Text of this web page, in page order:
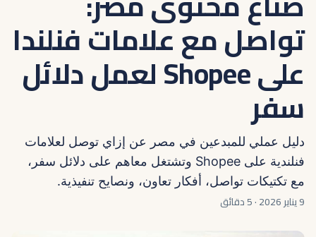
تواصل مع علامات فنلندا
على Shopee لعمل دلائل
سفر
دليل عملي للمبدعين في مصر عن إزاي توصل لعلامات
فنلندية على Shopee وتشتغل معاهم على دلائل سفر،
مع تكتيكات تواصل، أفكار تعاون، ونصايح تنفيذية.
9 يناير 2026 ·5 دقائق